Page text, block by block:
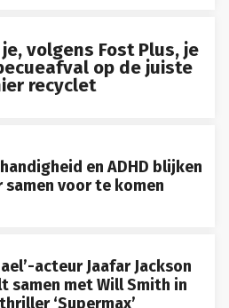
je, volgens Fost Plus, je
op de juiste
recyclet
en ADHD blijken
samen voor te komen
acteur Jaafar Jackson
samen met Will Smith in
‘Supermax’